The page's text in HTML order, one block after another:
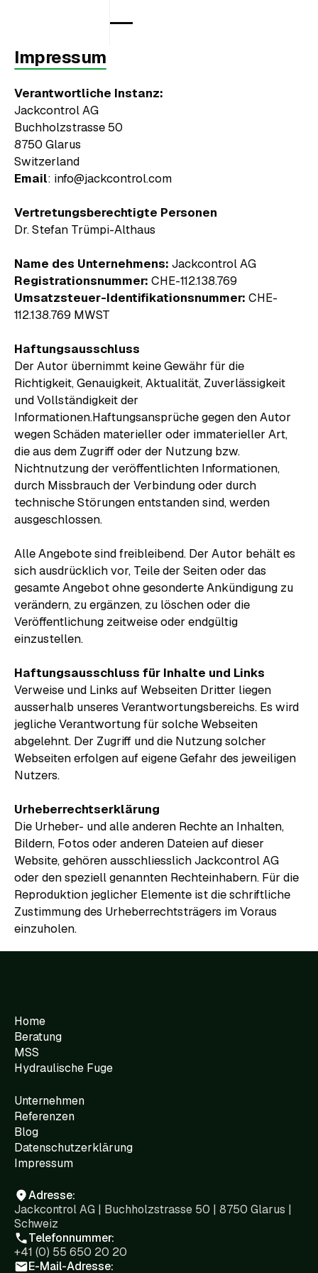
Impressum
Verantwortliche Instanz:
Jackcontrol AG
Buchholzstrasse 50
8750 Glarus
Switzerland
Email: info@jackcontrol.com
Vertretungsberechtigte Personen
Dr. Stefan Trümpi-Althaus
Name des Unternehmens: Jackcontrol AG
Registrationsnummer: CHE-112.138.769
Umsatzsteuer-Identifikationsnummer: CHE-
112.138.769 MWST
Haftungsausschluss
Der Autor übernimmt keine Gewähr für die
Richtigkeit, Genauigkeit, Aktualität, Zuverlässigkeit
und Vollständigkeit der
Informationen.Haftungsansprüche gegen den Autor
wegen Schäden materieller oder immaterieller Art,
die aus dem Zugriff oder der Nutzung bzw.
Nichtnutzung der veröffentlichten Informationen,
durch Missbrauch der Verbindung oder durch
technische Störungen entstanden sind, werden
ausgeschlossen.
Alle Angebote sind freibleibend. Der Autor behält es
sich ausdrücklich vor, Teile der Seiten oder das
gesamte Angebot ohne gesonderte Ankündigung zu
verändern, zu ergänzen, zu löschen oder die
Veröffentlichung zeitweise oder endgültig
einzustellen.
Haftungsausschluss für Inhalte und Links
Verweise und Links auf Webseiten Dritter liegen
ausserhalb unseres Verantwortungsbereichs. Es wird
jegliche Verantwortung für solche Webseiten
abgelehnt. Der Zugriff und die Nutzung solcher
Webseiten erfolgen auf eigene Gefahr des jeweiligen
Nutzers.
Urheberrechtserklärung
Die Urheber- und alle anderen Rechte an Inhalten,
Bildern, Fotos oder anderen Dateien auf dieser
Website, gehören ausschliesslich Jackcontrol AG
oder den speziell genannten Rechteinhabern. Für die
Reproduktion jeglicher Elemente ist die schriftliche
Zustimmung des Urheberrechtsträgers im Voraus
einzuholen.
Home
Beratung
MSS
Hydraulische Fuge
Unternehmen
Referenzen
Blog
Datenschutzerklärung
Impressum
Adresse:
Jackcontrol AG | Buchholzstrasse 50 | 8750 Glarus |
Schweiz
Telefonnummer:
+41 (0) 55 650 20 20
E-Mail-Adresse: